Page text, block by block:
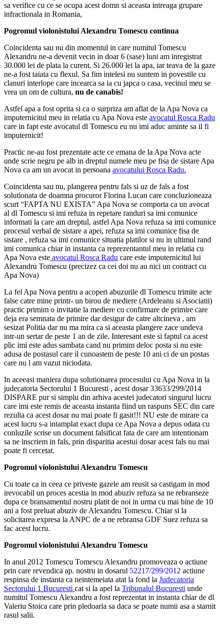
sa verifice cu ce se ocupa acest domn si aceasta intreaga grupare
infractionala in Romania,
Pogromul violonistului Alexandru Tomescu continua
Coincidenta sau nu din momentul in care numitul Tomescu
Alexandru ne-a devenit vecin in doar 6 (sase) luni am inregistrat
30.000 lei de plata la curent. Si 26.000 lei la apa, iar teava de la gaze
ne-a fost taiata cu flexul. Sa fim intelesi nu suntem in povestile cu
clanuri interlope care incearca sa ia cu japca o casa, vecinul meu se
vrea un om de cultura, nu de canabis!
Astfel apa a fost oprita si ca o surpriza am aflat de la Apa Nova ca
imputernicitul meu in relatia cu Apa Nova este avocatul Rosca Radu
care in fapt este avocatul dl Tomescu eu nu imi aduc aminte sa il fi
imputernicit!
Practic ne-au fost prezentate acte ce emana de la Apa Nova acte
unde scrie negru pe alb in dreptul numele meu pe fisa de sistare Apa
Nova ca am un avocat in persoana avocatului Rosca Radu.
Coincidenta sau nu, plangerea pentru fals si uz de fals a fost
solutionata de doamna procuror Florina Lucan care concluzioneaza
scurt “FAPTA NU EXISTA” Apa Nova se comporta ca un avocat
al dl Tomescu si imi refuza in repetare randuri sa imi comunice
informati la care am dreptul, astfel Apa Nova refuza sa imi comunice
procesul verbal de sistare a apei, refuza sa imi comunice fisa de
sistare , refuza sa imi comunice situatia platilor si nu in ultimul rand
imi comunica chiar in instanta ca reprezentantul meu in relatia cu
Apa Nova este avocatul Rosca Radu care este imputernicitul lui
Alexandru Tomescu (precizez ca cei doi nu au nici un contract cu
Apa Nova)
La fel Apa Nova pentru a acoperi abuzurile dl Tomescu trimite acte
false catre mine printr- un birou de mediere (Ardeleanu si Asociatii)
practic primim o invitatie la mediere cu confirmare de primire care
deja era semnata de primire dar desigur de catre altcineva , am
sesizat Politia dar nu ma mira ca si aceasta plangere zace undeva
intr-un sertar de peste 1 an de zile. Interesant este si faptul ca acest
plic imi este adus sambata cand nu primim deloc posta si nu este
adusa de postasul care il cunoastem de peste 10 ani ci de un postas
care nu l am vazut niciodata.
In aceeasi maniera dupa solutionarea procesului cu Apa Nova in la
judecatoria Sectorului 1 Bucuresti , acest dosar 33633/299/2014
DISPARE pur si simplu din arhiva acestei judecatori singurul lucru
care imi este remis de aceasta instanta fiind un raspuns SEC din care
rezulta ca acest dosar nu mai poate fi gasit!!! NU este de mirare ca
acest lucru s-a intamplat exact dupa ce Apa Nova a depus odata cu
conluzile scrise un document falsificat fata de care am intentionam
sa ne inscriem in fals, prin disparitia acestui dosar acest fals nu mai
poate fi cercetat.
Pogromul violonistului Alexandru Tomescu
Cu toate ca in ceea ce priveste gazele am reusit sa castigam in mod
irevocabil un proces acestia in mod abuziv refuza sa ne rebranseze
dupa ce bransamentul nostru platit de noi in urma cu mai bine de 10
ani a fost preluat abuziv de Alexandru Tomescu. Chiar si la
solicitarea expresa la ANPC de a ne rebransa GDF Suez refuza sa
fac acest lucru.
Pogromul violonistului Alexandru Tomescu
In anul 2012 Tomescu Tomescu Alexandru promoveaza o actiune
prin care revendica ap. nostru in dosarul 52217/299/2012 actiune
respinsa de instanta ca neintemeiata atat la fond la Judecatoria
Sectorului 1 Bucuresti cat si la apel la Tribunalul Bucuresti unde
numitul Tomescu Alexandru a fost reprezentat in instanta chiar de dl
Valeriu Stoica care prin pledoaria sa daca se poate numii asa a starnit
rasul salii.